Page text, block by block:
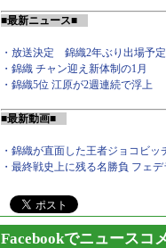
■最新ニュース■
・放送決定 錦織2年ぶり出場予定
・錦織 チャン迎え新体制の1月
・錦織5位 江原が2週連続で浮上
■最新動画■
・錦織が直面した王者ジョコビッ
・最終戦史上に残る名勝負 フェ
Facebookでニュースコ